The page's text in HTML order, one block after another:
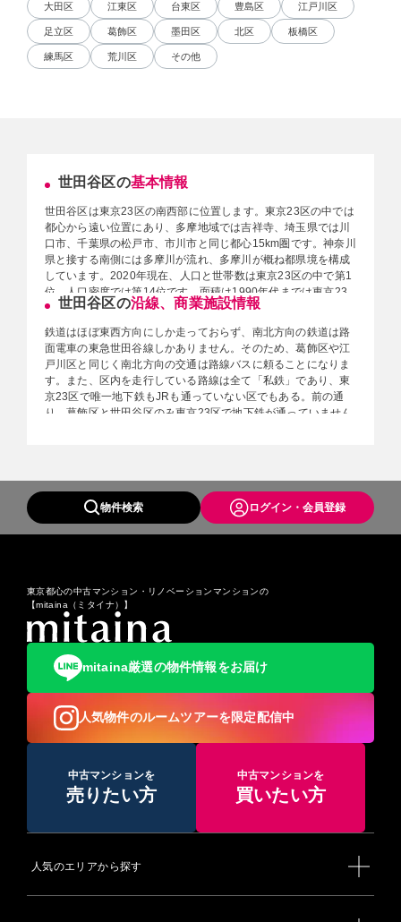
大田区 江東区 台東区 豊島区 江戸川区
足立区 葛飾区 墨田区 北区 板橋区
練馬区 荒川区 その他
世田谷区の基本情報
世田谷区は東京23区の南西部に位置します。東京23区の中では
都心から遠い位置にあり、多摩地域では吉祥寺、埼玉県では川
口市、千葉県の松戸市、市川市と同じ都心15km圏です。神奈川
県と接する南側には多摩川が流れ、多摩川が概ね都県境を構成
しています。2020年現在、人口と世帯数は東京23区の中で第1
位、人口密度では第14位です。面積は1990年代までは東京23
区内で最大で羽田空港用地の拡大（埋め立て）などにより、現
在の最大面積の区は大田区になっています。区は世田谷・北
沢・玉川・砧（きぬた）・烏山（からすやま）の五つの地域に
分けられていて、各地域には行政機構の一部として区の総合支
所が置かれています。法務局（出張所）・世田谷区役所は、 世
田谷区若林4丁目にあります。スポーツセンターは、希望丘地
域体育館、リコー砧総合運動場、総合運動場、尾山台地域体育
◆総人口：919,757人（2021年7月1日）
◆面積：58.05㎢
砧総合支所／烏山総合支所
◆法務省（出張所）：世田谷出張所
◆警察署：愛宕警察署／世田谷警察署／北沢警察署／玉川警察
署／成城警察署
◆区民避難所：三宿小学校／多聞小学校／池尻小学校／太子堂
小学校／中里小学校／太子堂中学校／三宿中学校／若林小学校
／三軒茶屋小学校／桜小学校／弦巻小学校／松丘小学校／弦巻
中学校／桜木中学校／桜丘小学校／世田谷小学校／経堂小学校
／笹原小学校／桜丘中学校／駒沢小学校／駒沢中学校／旭小学
校／駒繋小学校／中丸小学校／駒留中学校／山崎小学校／城山
校／まもりやまテラス(旧守山小学校)／代田小学校／池之上小
学校(旧北沢小学校)／北沢中学校／松原小学校／梅丘中学校／
松沢小学校／赤堤小学校／松沢中学校／緑丘中学校／奥沢小学
／桜町小学校／用賀小学校／用賀中学校／二子玉川小学校／瀬
世田谷区の沿線、商業施設情報
鉄道はほぼ東西方向にしか走っておらず、南北方向の鉄道は路
面電車の東急世田谷線しかありません。そのため、葛飾区や江
戸川区と同じく南北方向の交通は路線バスに頼ることになりま
す。また、区内を走行している路線は全て「私鉄」であり、東
京23区で唯一地下鉄もJRも通っていない区でもある。前の通
り、葛飾区と世田谷区のみ東京23区で地下鉄が通っていません
います。
◆駅一覧
【京王井の頭線】
池ノ上駅 - 下北沢駅 - 新代田駅 - 東松原駅 - 明大前駅
【東急世田谷線】
三軒茶屋駅 - 西太子堂駅 - 若林駅 - 松陰神社前駅 - 世田谷駅 - 上
町駅 - 宮の坂駅 - 山下駅 - 松原駅 - 下高井戸駅
【東急田園都市線】池尻大橋駅（一部目黒区） - 三軒茶屋駅 -
【東急大井町線】
九品仏駅 - 尾山台駅 - 等々力駅 - 上野毛駅 - 二子玉川駅／【東京
丘／経堂コルティ
※更新日：2021年8月10日
物件検索 ログイン・会員登録
東京都心の中古マンション・リノベーションマンションの
【mitaina（ミタイナ）】
mitaina厳選の物件情報をお届け
人気物件のルームツアーを限定配信中
中古マンションを
売りたい方
中古マンションを
買いたい方
人気のエリアから探す